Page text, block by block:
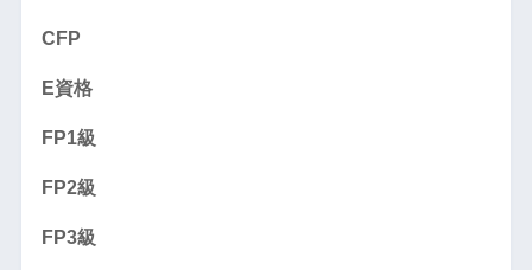
CFP
E資格
FP1級
FP2級
FP3級